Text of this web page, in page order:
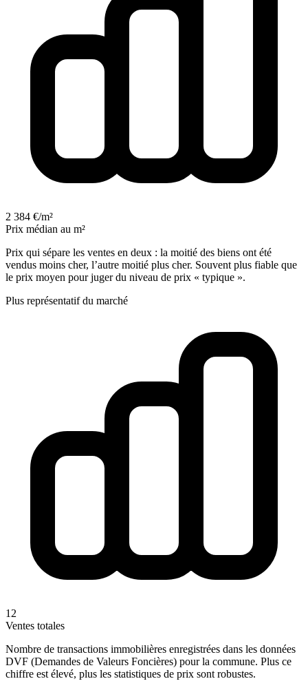
2 384 €/m²
Prix médian au m²
Prix qui sépare les ventes en deux : la moitié des biens ont été
vendus moins cher, l’autre moitié plus cher. Souvent plus fiable que
le prix moyen pour juger du niveau de prix « typique ».
Plus représentatif du marché
12
Ventes totales
Nombre de transactions immobilières enregistrées dans les données
DVF (Demandes de Valeurs Foncières) pour la commune. Plus ce
chiffre est élevé, plus les statistiques de prix sont robustes.